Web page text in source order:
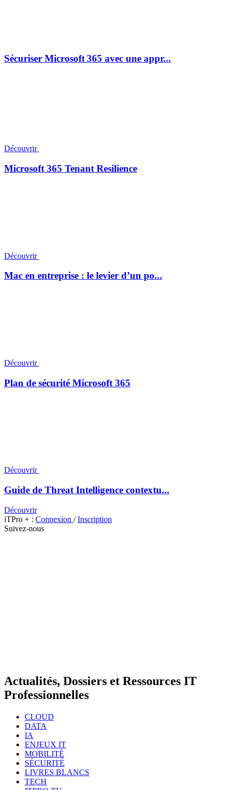
Sécuriser Microsoft 365 avec une appr...
Découvrir
Microsoft 365 Tenant Resilience
Découvrir
Mac en entreprise : le levier d’un po...
Découvrir
Plan de sécurité Microsoft 365
Découvrir
Guide de Threat Intelligence contextu...
Découvrir
iTPro + : Connexion /Inscription
Suivez-nous
Actualités, Dossiers et Ressources IT
Professionnelles
CLOUD
DATA
IA
ENJEUX IT
MOBILITÉ
SÉCURITÉ
LIVRES BLANCS
TECH